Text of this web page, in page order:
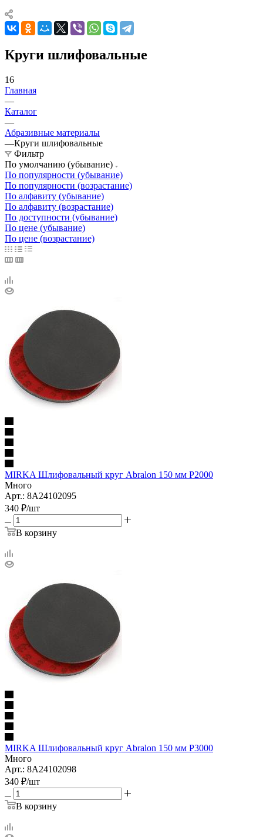
Круги шлифовальные
16
Главная
—
Каталог
—
Абразивные материалы
—Круги шлифовальные
Фильтр
По умолчанию (убывание)
По популярности (убывание)
По популярности (возрастание)
По алфавиту (убывание)
По алфавиту (возрастание)
По доступности (убывание)
По цене (убывание)
По цене (возрастание)
MIRKA Шлифовальный круг Abralon 150 мм Р2000
Много
Арт.: 8A24102095
340 ₽/шт
В корзину
MIRKA Шлифовальный круг Abralon 150 мм Р3000
Много
Арт.: 8А24102098
340 ₽/шт
В корзину